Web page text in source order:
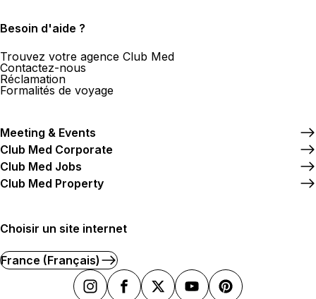
Besoin d'aide ?
Trouvez votre agence Club Med
Contactez-nous
Réclamation
Formalités de voyage
Meeting & Events
Club Med Corporate
Club Med Jobs
Club Med Property
Choisir un site internet
France (Français)